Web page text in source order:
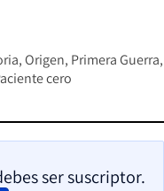
Origen Primera Guerra
cero
ser suscriptor.